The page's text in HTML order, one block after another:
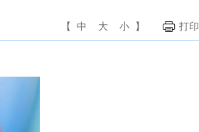
【 中 大 小 】 打印